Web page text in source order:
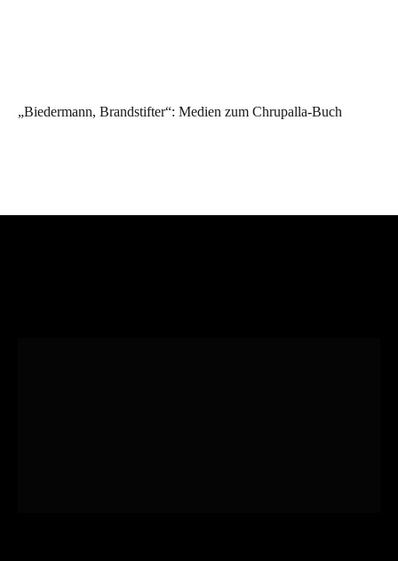
„Biedermann, Brandstifter“: Medien zum Chrupalla-Buch